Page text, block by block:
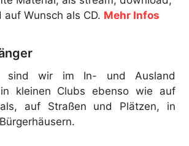
auf Wunsch als CD. Mehr Infos
sind wir im In- und Ausland
kleinen Clubs ebenso wie auf
auf Straßen und Plätzen, in